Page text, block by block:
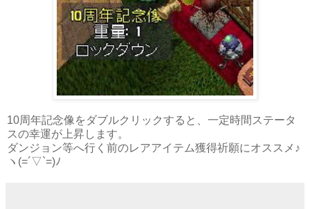
10周年記念像をダブルクリックすると、一定時間ステータ
スの幸運が上昇します。
ダンジョン等へ行く前のレアアイテム獲得祈願にオススメ♪
ヽ(=´▽`=)ﾉ